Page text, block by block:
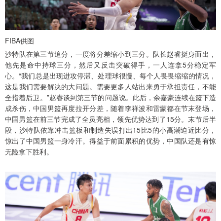
FIBA供图
沙特队在第三节追分，一度将分差缩小到三分。队长赵睿挺身而出，
他先是命中持球三分，然后又反击突破得手，一人连拿5分稳定军
心。“我们总是出现进攻停滞、处理球很慢、每个人畏畏缩缩的情况，
这是我们需要解决的大问题。需要更多人站出来勇于承担责任，不能
全指着后卫。”赵睿谈到第三节的问题说。此后，余嘉豪连续在篮下造
成杀伤，中国男篮再度拉开分差，随着李祥波和雷蒙都在节末登场，
中国男篮在前三节完成了全员亮相，领先优势达到了15分。末节后半
段，沙特队依靠冲击篮板和制造失误打出15比5的小高潮迫近比分，
惊出了中国男篮一身冷汗。得益于前面累积的优势，中国队还是有惊
无险拿下胜利。